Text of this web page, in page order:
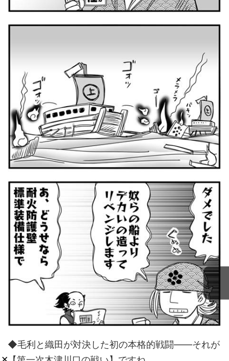
◆毛利と織田が対決した初の本格的戦闘――それが